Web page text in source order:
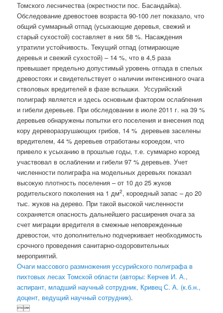
Томского лесничества (окрестности пос. Басандайка).
Обследование древостоев возраста 90-100 лет показало, что
общий суммарный отпад (усыхающие деревья, свежий и
старый сухостой) составляет в них 58 %. Насаждения
утратили устойчивость. Текущий отпад (отмирающие
деревья и свежий сухостой) – 14 %, что в 4,5 раза
превышает предельно допустимый уровень отпада в спелых
древостоях и свидетельствует о наличии интенсивного очага
стволовых вредителей в фазе вспышки. Уссурийский
полиграф является и здесь основным фактором ослабления
и гибели деревьев. При обследовании в июле 2011 г. на 39 %
деревьев обнаружены попытки его поселения и внесения под
кору дереворазрушающих грибов, 14 % деревьев заселены
вредителем, 44 % деревьев отработаны короедом, что
привело к усыханию в прошлые годы, т.е. суммарно короед
участвовал в ослаблении и гибели 97 % деревьев. Учет
численности полиграфа на модельных деревьях показал
высокую плотность поселения – от 10 до 25 жуков
родительского поколения на 1 дм2, короедный запас – до 20
тыс. жуков на дерево. При такой высокой численности
сохраняется опасность дальнейшего расширения очага за
счет миграции вредителя в смежные неповрежденные
древостои, что дополнительно подчеркивает необходимость
срочного проведения санитарно-оздоровительных
мероприятий.
Очаги массового размножения уссурийского полиграфа в
пихтовых лесах Томской области (авторы: Керчев И. А.,
аспирант, младший научный сотрудник, Кривец С. А. (к.б.н.,
доцент, ведущий научный сотрудник).
